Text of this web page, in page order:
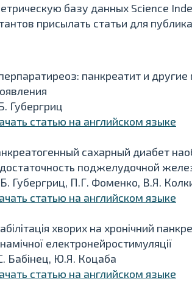
базу данных Science
присылать статьи для
панкреатит и другие
Губергриц
статью на английском языке
сахарный диабет
поджелудочной
Губергриц, П.Г. Фоменко, В.Я.
статью на английском языке
хворих на хронічний
електронейростимуляції
Бабінец, Ю.Я. Коцаба
статью на английском языке